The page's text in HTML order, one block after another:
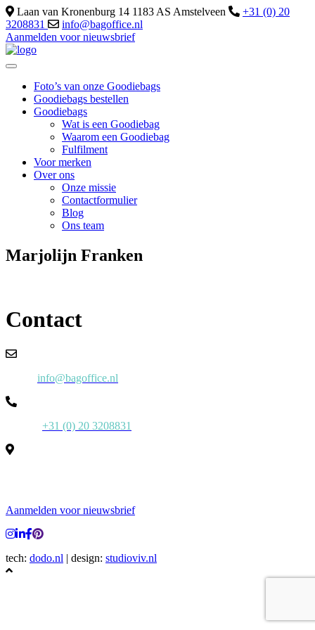
Laan van Kronenburg 14 1183 AS Amstelveen
+31 (0) 20
3208831
info@bagoffice.nl
Aanmelden voor nieuwsbrief
Foto’s van onze Goodiebags
Goodiebags bestellen
Goodiebags
Wat is een Goodiebag
Waarom een Goodiebag
Fulfilment
Voor merken
Over ons
Onze missie
Contactformulier
Blog
Ons team
Marjolijn Franken
Contact
info@bagoffice.nl
+31 (0) 20 3208831
Aanmelden voor nieuwsbrief
tech: dodo.nl | design: studioviv.nl